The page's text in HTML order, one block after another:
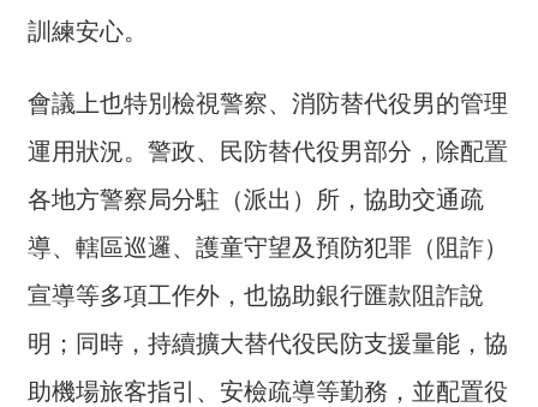
答
電
報
RSS
站
安
訓練安心。
會議上也特別檢視警察、消防替代役男的管理
運用狀況。警政、民防替代役男部分，除配置
各地方警察局分駐（派出）所，協助交通疏
導、轄區巡邏、護童守望及預防犯罪（阻詐）
宣導等多項工作外，也協助銀行匯款阻詐說
明；同時，持續擴大替代役民防支援量能，協
助機場旅客指引、安檢疏導等勤務，並配置役